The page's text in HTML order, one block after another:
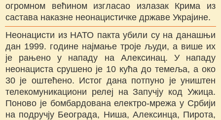
огромном већином изгласао излазак Крима из
састава наказне неонацистичке државе Украјине.
Неонацисти из НАТО пакта убили су на данашњи
дан 1999. године најмање троје људи, а више их
је рањено у нападу на Алексинац. У нападу
неонациста срушено је 10 кућа до темеља, а око
30 је оштећено. Истог дана потпуно је уништен
телекомуникациони релеј на Запучју код Ужица.
Поново је бомбардована електро-мрежа у Србији
на подручју Београда, Ниша, Алексинца, Пирота,